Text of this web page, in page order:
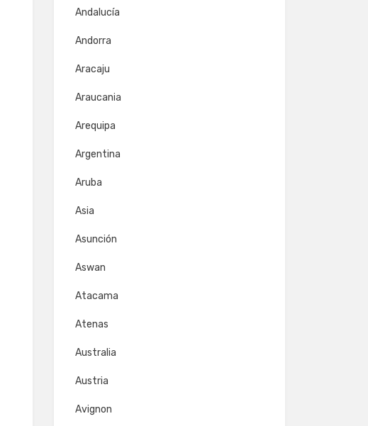
Andalucía
Andorra
Aracaju
Araucania
Arequipa
Argentina
Aruba
Asia
Asunción
Aswan
Atacama
Atenas
Australia
Austria
Avignon